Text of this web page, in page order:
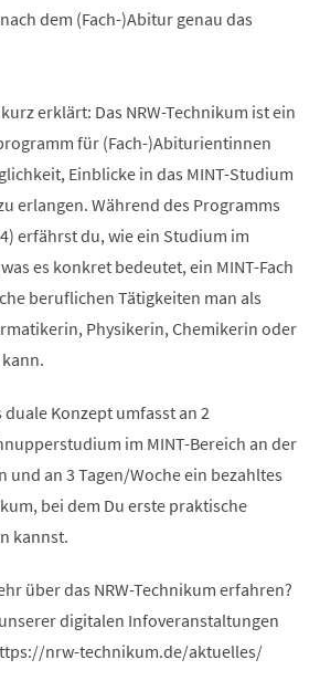
dem (Fach-)Abitur genau das
erklärt: Das NRW-Technikum ist ein
für (Fach-)Abiturientinnen
Einblicke in das MINT-Studium
erlangen. Während des Programms
erfährst du, wie ein Studium im
es konkret bedeutet, ein MINT-Fach
beruflichen Tätigkeiten man als
Physikerin, Chemikerin oder
Konzept umfasst an 2
im MINT-Bereich an der
und an 3 Tagen/Woche ein bezahltes
bei dem Du erste praktische
kannst.
über das NRW-Technikum erfahren?
digitalen Infoveranstaltungen
nrw-technikum.de/aktuelles/